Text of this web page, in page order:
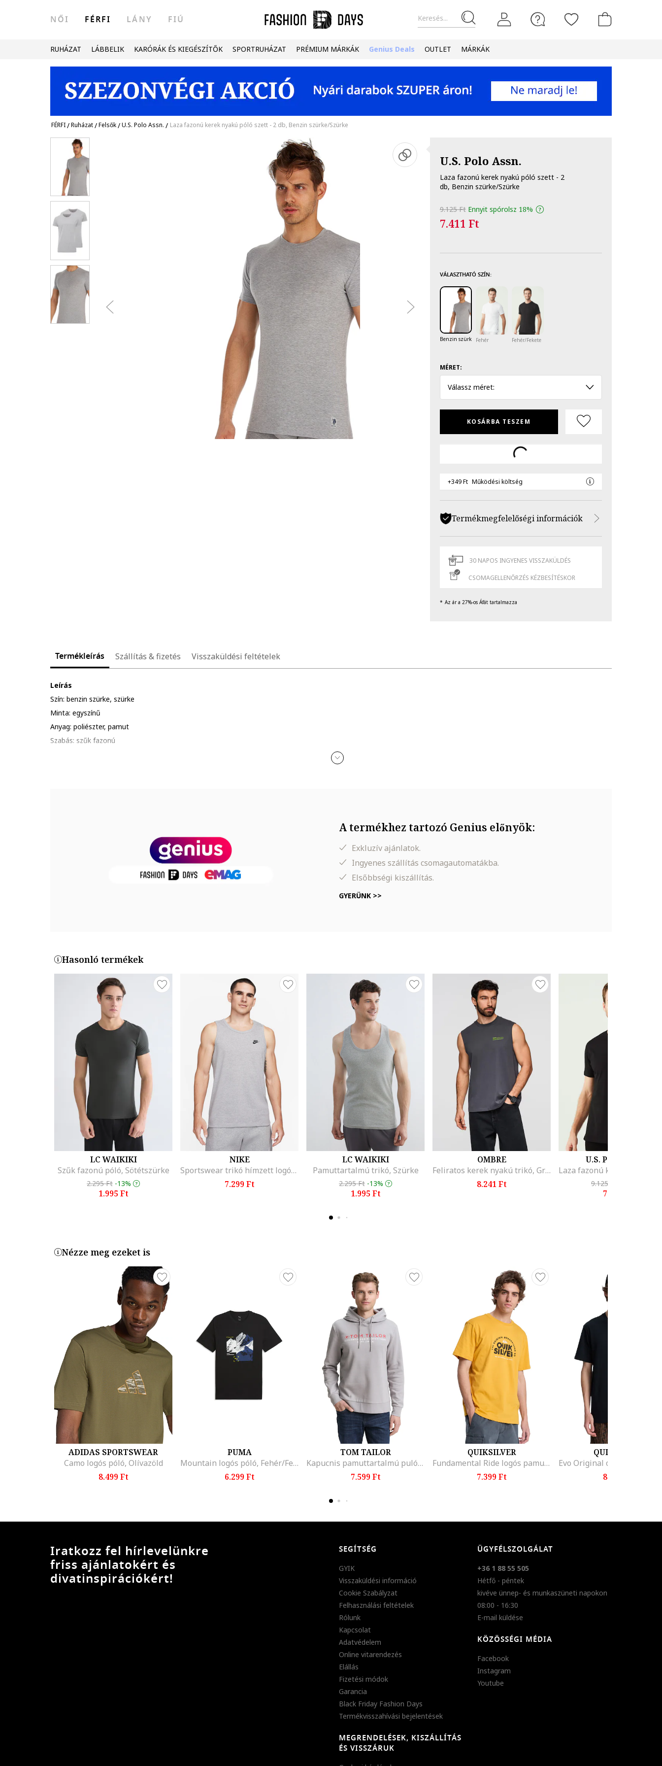
Keresés...
NŐI FÉRFI LÁNY FIÚ
RUHÁZAT LÁBBELIK KARÓRÁK ÉS KIEGÉSZÍTŐK SPORTRUHÁZAT PRÉMIUM MÁRKÁK Genius Deals OUTLET MÁRKÁK
FÉRFI/Ruházat/Felsők/U.S. Polo Assn. / Laza fazonú kerek nyakú póló szett - 2 db, Benzin szürke/Szürke
U.S. Polo Assn.
Laza fazonú kerek nyakú póló szett - 2
db, Benzin szürke/Szürke
9.125 Ft Ennyit spórolsz 18%
7.411 Ft
VÁLASZTHATÓ SZÍN:
Benzin szürke/Szürke
Fehér Fehér/Fekete
MÉRET:
Válassz méret:
KOSÁRBA TESZEM
+349 Ft Működési költség
Termékmegfelelőségi információk
30 NAPOS INGYENES VISSZAKÜLDÉS
CSOMAGELLENŐRZÉS KÉZBESÍTÉSKOR
Az ár a 27%-os Áfát tartalmazza
Termékleírás Szállítás & fizetés Visszaküldési feltételek
Leírás
Szín: benzin szürke, szürke
Minta: egyszínű
Anyag: poliészter, pamut
Szabás: szűk fazonú
A termékhez tartozó Genius előnyök:
Exkluzív ajánlatok.
Ingyenes szállítás csomagautomatákba.
Elsőbbségi kiszállítás.
GYERÜNK >>
Hasonló termékek
LC WAIKIKI
Szűk fazonú póló, Sötétszürke
2.295 Ft -13%
1.995 Ft
NIKE
Sportswear trikó hímzett logóval, Melange szürke
7.299 Ft
LC WAIKIKI
Pamuttartalmú trikó, Szürke
2.295 Ft -13%
1.995 Ft
OMBRE
Feliratos kerek nyakú trikó, Grafitszürke
8.241 Ft
U.S. POLO ASSN.
9.125 Ft
7.801 Ft
Nézze meg ezeket is
ADIDAS SPORTSWEAR
Camo logós póló, Olívazöld
8.499 Ft
PUMA
Mountain logós póló, Fehér/Fekete/Világosszürke/Sötétkék
6.299 Ft
TOM TAILOR
Kapucnis pamuttartalmú pulóver logómintával, Melange szürke
7.599 Ft
QUIKSILVER
Fundamental Ride logós pamutpóló, Fekete/Narancssárga
7.399 Ft
QUIKSILVER
8.499 Ft
Iratkozz fel hírlevelünkre
friss ajánlatokért és
divatinspirációkért!
SEGÍTSÉG
GYIK
Visszaküldési információ
Cookie Szabályzat
Felhasználási feltételek
Rólunk
Kapcsolat
Adatvédelem
Online vitarendezés
Elállás
Fizetési módok
Garancia
Black Friday Fashion Days
Termékvisszahívási bejelentések
MEGRENDELÉSEK, KISZÁLLÍTÁS
ÉS VISSZÁRUK
ÜGYFÉLSZOLGÁLAT
+36 1 88 55 505
Hétfő - péntek
kivéve ünnep- és munkaszüneti napokon
08:00 - 16:30
E-mail küldése
KÖZÖSSÉGI MÉDIA
Facebook
Instagram
Youtube